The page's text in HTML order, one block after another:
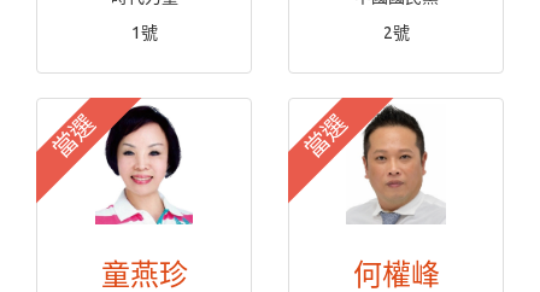
1號
2號
當選
童燕珍
當選
何權峰